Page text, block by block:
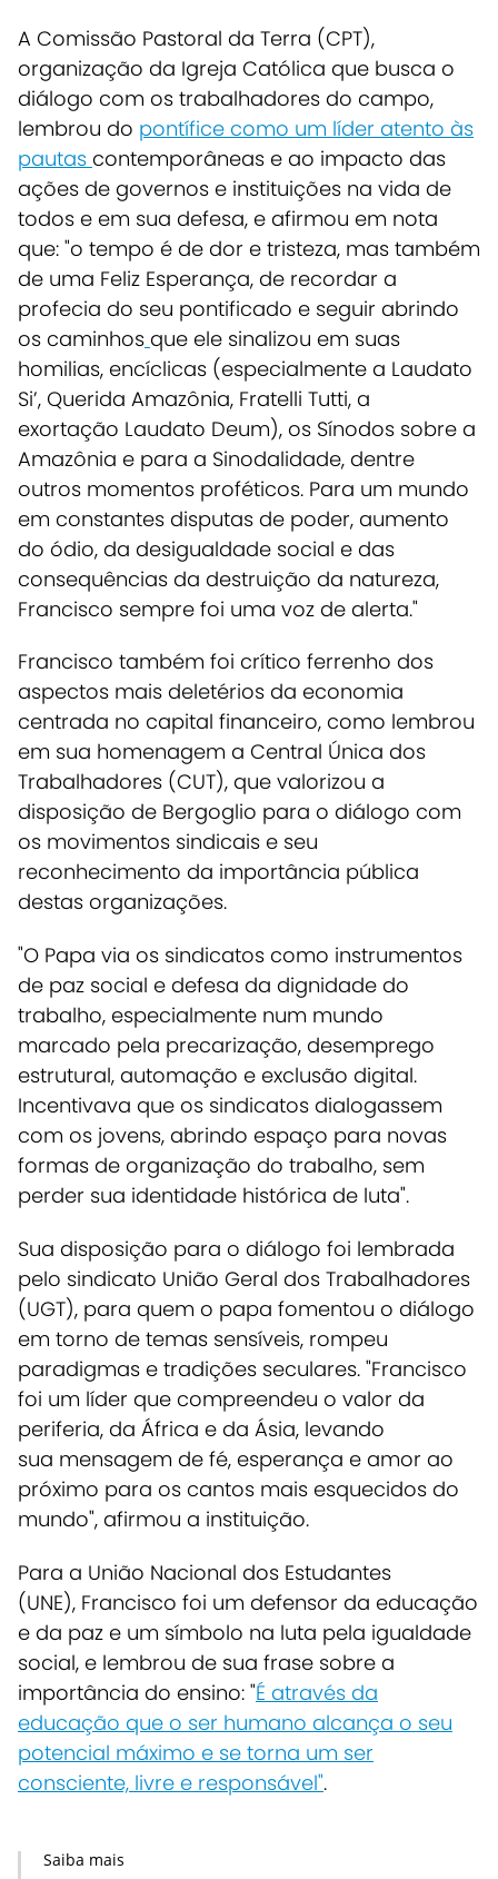
A Comissão Pastoral da Terra (CPT),
organização da Igreja Católica que busca o
diálogo com os trabalhadores do campo,
lembrou do pontífice como um líder atento às
pautas contemporâneas e ao impacto das
ações de governos e instituições na vida de
todos e em sua defesa, e afirmou em nota
que: "o tempo é de dor e tristeza, mas também
de uma Feliz Esperança, de recordar a
profecia do seu pontificado e seguir abrindo
os caminhos que ele sinalizou em suas
homilias, encíclicas (especialmente a Laudato
Si’, Querida Amazônia, Fratelli Tutti, a
exortação Laudato Deum), os Sínodos sobre a
Amazônia e para a Sinodalidade, dentre
outros momentos proféticos. Para um mundo
em constantes disputas de poder, aumento
do ódio, da desigualdade social e das
consequências da destruição da natureza,
Francisco sempre foi uma voz de alerta."
Francisco também foi crítico ferrenho dos
aspectos mais deletérios da economia
centrada no capital financeiro, como lembrou
em sua homenagem a Central Única dos
Trabalhadores (CUT), que valorizou a
disposição de Bergoglio para o diálogo com
os movimentos sindicais e seu
reconhecimento da importância pública
destas organizações.
"O Papa via os sindicatos como instrumentos
de paz social e defesa da dignidade do
trabalho, especialmente num mundo
marcado pela precarização, desemprego
estrutural, automação e exclusão digital.
Incentivava que os sindicatos dialogassem
com os jovens, abrindo espaço para novas
formas de organização do trabalho, sem
perder sua identidade histórica de luta".
Sua disposição para o diálogo foi lembrada
pelo sindicato União Geral dos Trabalhadores
(UGT), para quem o papa fomentou o diálogo
em torno de temas sensíveis, rompeu
paradigmas e tradições seculares. "Francisco
foi um líder que compreendeu o valor da
periferia, da África e da Ásia, levando
sua mensagem de fé, esperança e amor ao
próximo para os cantos mais esquecidos do
mundo", afirmou a instituição.
Para a União Nacional dos Estudantes
(UNE), Francisco foi um defensor da educação
e da paz e um símbolo na luta pela igualdade
social, e lembrou de sua frase sobre a
importância do ensino: "É através da
educação que o ser humano alcança o seu
potencial máximo e se torna um ser
consciente, livre e responsável".
Saiba mais